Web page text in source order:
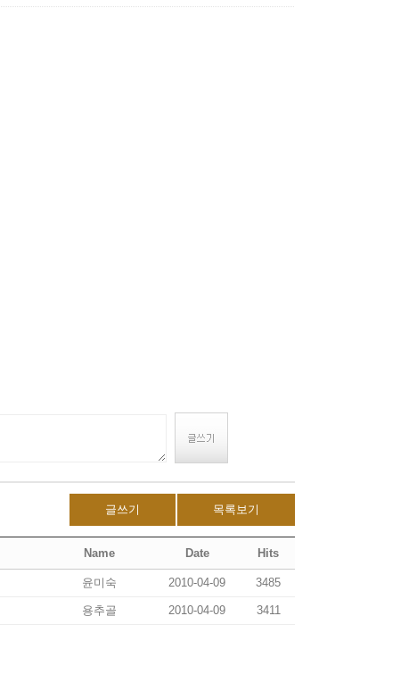
글쓰기 목록보기
Name Date Hits
윤미숙 2010-04-09 3485
용추골 2010-04-09 3411